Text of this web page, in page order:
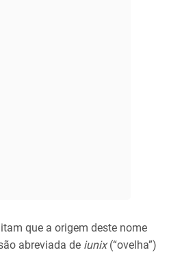
que a origem deste nome
abreviada de iunix(“ovelha”)